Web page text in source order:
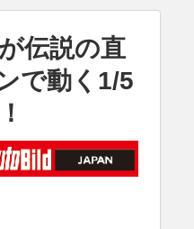
伝説の直
で動く1/5